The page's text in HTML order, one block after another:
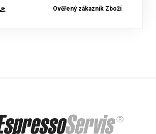
Ověřený zákazník Zboží